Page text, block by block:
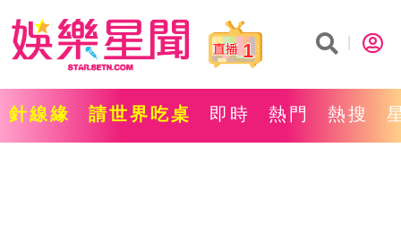
1
針線緣 請世界吃桌 即時 熱門 熱搜